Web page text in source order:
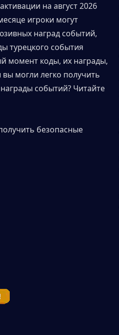
на август 2026
игроки могут
наград событий,
турецкого события
момент коды, их награды,
могли легко получить
событий? Читайте
безопасные